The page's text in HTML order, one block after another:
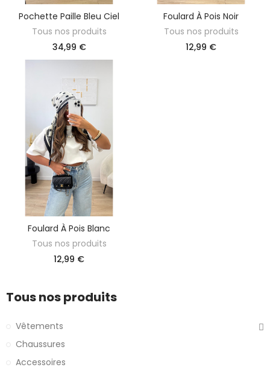
AJOUTER AU PANIER
Pochette Paille Bleu Ciel
Tous nos produits
34,99 €
AJOUTER AU PANIER
Foulard À Pois Noir
Tous nos produits
12,99 €
AJOUTER AU PANIER
Foulard À Pois Blanc
Tous nos produits
12,99 €
Tous nos produits
Vêtements
Chaussures
Accessoires